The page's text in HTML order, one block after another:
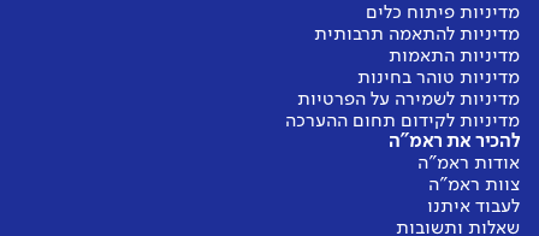
מדיניות פיתוח כלים
מדיניות להתאמה תרבותית
מדיניות התאמות
מדיניות טוהר בחינות
מדיניות לשמירה על הפרטיות
מדיניות לקידום תחום ההערכה
להכיר את ראמ"ה
אודות ראמ"ה
צוות ראמ"ה
לעבוד איתנו
שאלות ותשובות